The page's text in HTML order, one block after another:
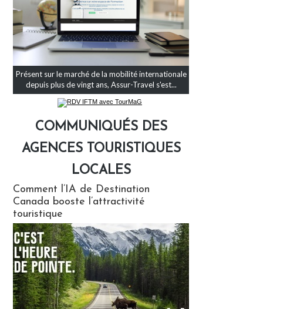
Présent sur le marché de la mobilité internationale
depuis plus de vingt ans, Assur-Travel s'est...
COMMUNIQUÉS DES
AGENCES TOURISTIQUES
LOCALES
Comment l’IA de Destination
Canada booste l’attractivité
touristique